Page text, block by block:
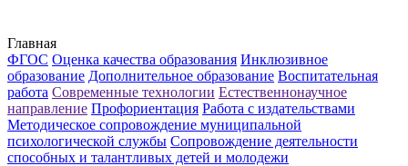
Главная
ФГОС Оценка качества образования Инклюзивное
образование Дополнительное образование Воспитательная
работа Современные технологии Естественнонаучное
направление Профориентация Работа с издательствами
Методическое сопровождение муниципальной
психологической службы Сопровождение деятельности
способных и талантливых детей и молодежи